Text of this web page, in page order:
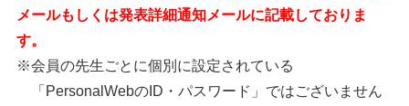
メールもしくは発表詳細通知メールに記載しておりま
す。
※会員の先生ごとに個別に設定されている
「PersonalWebのID・パスワード」ではございません